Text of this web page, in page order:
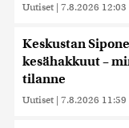
Uutiset | 7.8.2026 12:03
Keskustan
kesähakkuut –
tilanne
Uutiset | 7.8.2026 11:59